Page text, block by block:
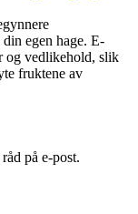
egen hage. E-
og vedlikehold, slik
fruktene av
på e-post.